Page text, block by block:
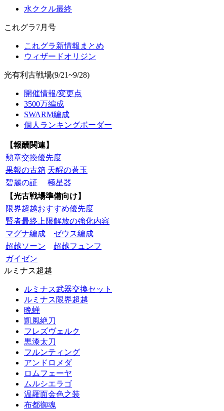
水ククル最終
これグラ7月号
これグラ新情報まとめ
ウィザードオリジン
光有利古戦場(9/21~9/28)
開催情報/変更点
3500万編成
SWARM編成
個人ランキングボーダー
【報酬関連】
勲章交換優先度
果報の古箱 天醒の蒼玉
碧麗の証
極星器
【光古戦場準備向け】
限界超越おすすめ優先度
賢者最終上限解放の強化内容
マグナ編成
ゼウス編成
超越ソーン
超越フュンフ
ガイゼン
ルミナス超越
ルミナス武器交換セット
ルミナス限界超越
晩蝉
凱風絶刀
フレズヴェルク
黒漆太刀
フルンティング
アンドロメダ
ロムフェーヤ
ムルシエラゴ
温羅面金色之装
布都御魂